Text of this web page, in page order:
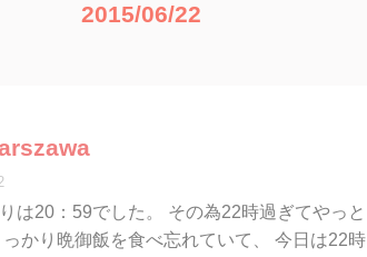
2015/06/22
は20：59でした。 その為22時過ぎてやっと
かり晩御飯を食べ忘れていて、 今日は22時